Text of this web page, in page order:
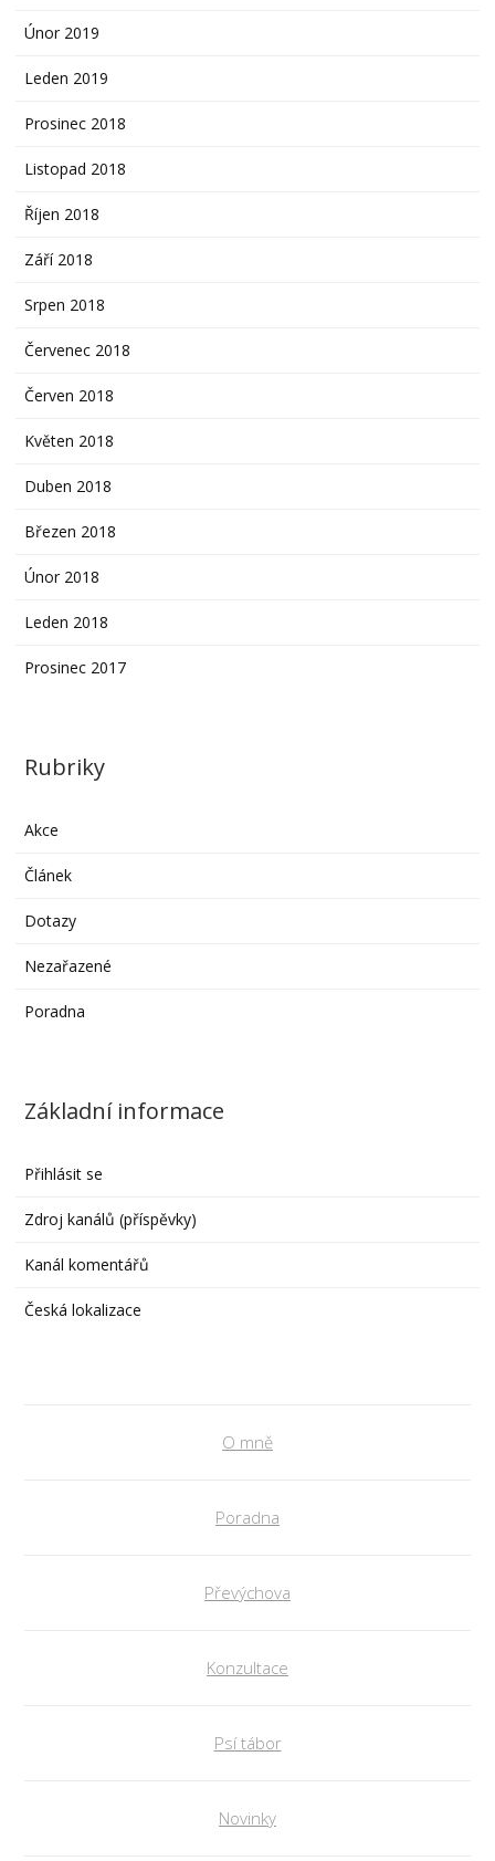
Únor 2019
Leden 2019
Prosinec 2018
Listopad 2018
Říjen 2018
Září 2018
Srpen 2018
Červenec 2018
Červen 2018
Květen 2018
Duben 2018
Březen 2018
Únor 2018
Leden 2018
Prosinec 2017
Rubriky
Akce
Článek
Dotazy
Nezařazené
Poradna
Základní informace
Přihlásit se
Zdroj kanálů (příspěvky)
Kanál komentářů
Česká lokalizace
O mně
Poradna
Převýchova
Konzultace
Psí tábor
Novinky